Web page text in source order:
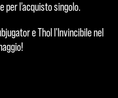
per l'acquisto singolo.
e Thol l'Invincibile nel